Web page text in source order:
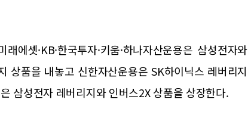
에셋·KB·한국투자·키움·하나자산운용은 삼성전자와
상품을 내놓고 신한자산운용은 SK하이닉스 레버리지
삼성전자 레버리지와 인버스2X 상품을 상장한다.